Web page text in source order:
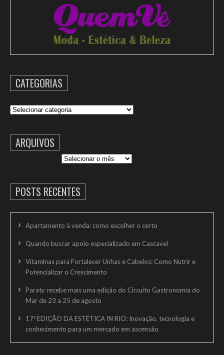
CATEGORIAS
Categorias
ARQUIVOS
POSTS RECENTES
Apartamento à venda: como escolher o certo
Quando buscar apoio especializado em Cascavel
Vitaminas para Fortalecer Unhas e Cabelos: Como Nutrir e
Potencializar o Crescimento
Paraty recebe mais uma edição do Circuito Gastronomia do
Mar de 23 a 25 de agosto
17ª EDIÇÃO DA ESTÉTICA IN RIO: Inovação, tecnologia e
conhecimento para um mercado em ascensão